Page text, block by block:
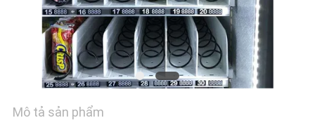
GIÁ
Mô tả sản phẩm